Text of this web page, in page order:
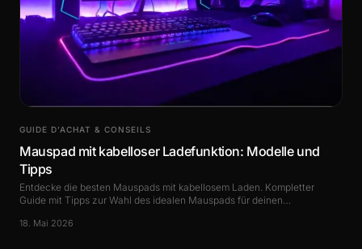
GUIDE D’ACHAT & CONSEILS
Mauspad mit kabelloser Ladefunktion: Modelle und
Tipps
Entdecke die besten Mauspads mit kabellosem Laden. Kompletter
Guide mit Tipps zur Wahl des idealen Mauspads für deinen
18. Mai 2026